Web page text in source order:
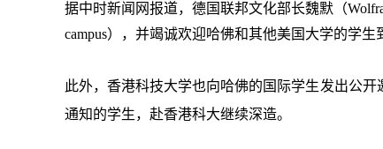
据中时新闻网报道，德国联邦文化部长魏默（
campus），并竭诚欢迎哈佛和其他美国大学的学生
此外，香港科技大学也向哈佛的国际学生发出公
通知的学生，赴香港科大继续深造。